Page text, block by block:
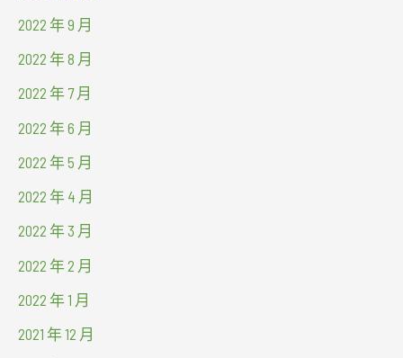
2022 年 9 月
2022 年 8 月
2022 年 7 月
2022 年 6 月
2022 年 5 月
2022 年 4 月
2022 年 3 月
2022 年 2 月
2022 年 1 月
2021 年 12 月